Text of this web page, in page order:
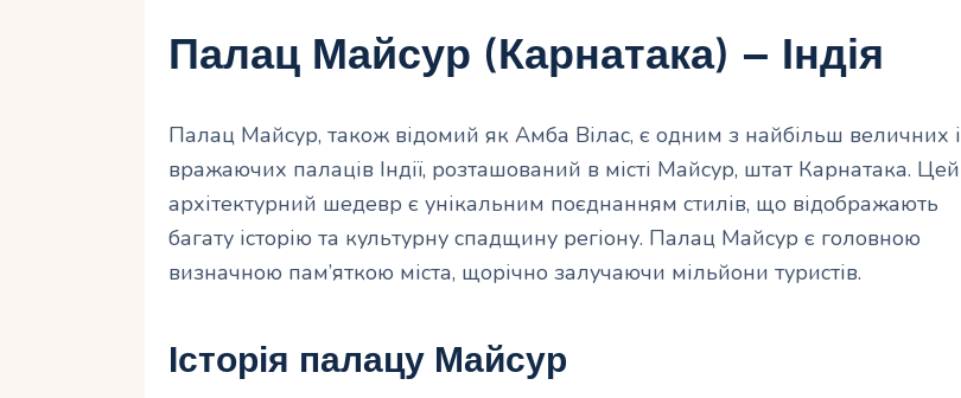
Палац Майсур (Карнатака) – Індія
Палац Майсур, також відомий як Амба Вілас, є одним з найбільш величних і
вражаючих палаців Індії, розташований в місті Майсур, штат Карнатака. Цей
архітектурний шедевр є унікальним поєднанням стилів, що відображають
багату історію та культурну спадщину регіону. Палац Майсур є головною
визначною пам’яткою міста, щорічно залучаючи мільйони туристів.
Історія палацу Майсур